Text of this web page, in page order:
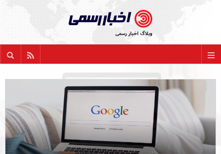
وبلاگ اخبار رسمی
همه عناوین
اخبار سازمانی
پشتیبانی اخبار رسمی در کنار شماست:
021 22886635
support@AkhbarRasmi.com مقاله بعدی
مقاله قبلی